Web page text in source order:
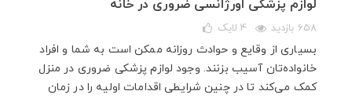
لوازم پزشکی اورژانسی ضروری در خانه
658 بازدید 4 لایک
بسیاری از وقایع و حوادث روزانه ممکن است به شما و افراد
خانواده‌تان آسیب بزنند. وجود لوازم پزشکی ضروری در منزل
کمک می‌کند تا در چنین شرایطی اقدامات اولیه را در زمان